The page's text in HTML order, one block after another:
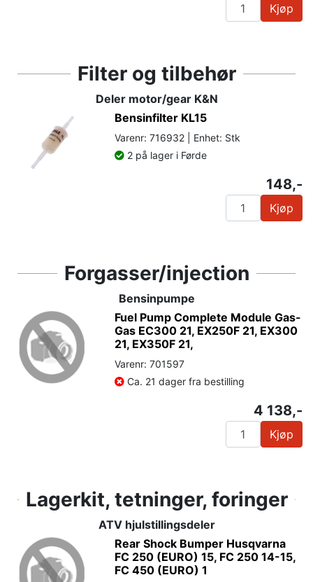
Kjøp
Filter og tilbehør
Deler motor/gear K&N
Bensinfilter KL15
Varenr: 716932 | Enhet: Stk
2 på lager i Førde
148,-
Kjøp
Forgasser/injection
Bensinpumpe
Fuel Pump Complete Module Gas-
Gas EC300 21, EX250F 21, EX300
21, EX350F 21,
Varenr: 701597
Ca. 21 dager fra bestilling
4 138,-
Kjøp
Lagerkit, tetninger, foringer
ATV hjulstillingsdeler
Rear Shock Bumper Husqvarna
FC 250 (EURO) 15, FC 250 14-15,
FC 450 (EURO) 1